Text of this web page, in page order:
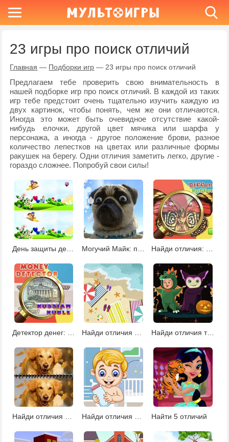
23 игры про поиск отличий
Главная — Подборки игр — 23 игры про поиск отличий
Предлагаем тебе проверить свою внимательность в
нашей подборке игр про поиск отличий. В каждой из таких
игр тебе предстоит очень тщательно изучить каждую из
двух картинок, чтобы понять, чем же они отличаются.
Иногда это может быть очевидное отсутствие какой-
нибудь елочки, другой цвет мячика или шарфа у
персонажа, а иногда - другое положение брови, разное
количество лепестков на цветах или различные формы
ракушек на берегу. Одни отличия заметить легко, другие -
гораздо сложнее. Попробуй свои силы!
День защиты детей: найди отличия
Найди отличия тыквы
Найти 5 отличий